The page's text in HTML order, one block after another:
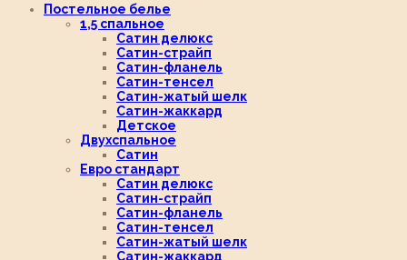
Постельное белье
1,5 спальное
Сатин делюкс
Сатин-страйп
Сатин-фланель
Сатин-тенсел
Сатин-жатый шелк
Сатин-жаккард
Детское
Двухспальное
Сатин
Евро стандарт
Сатин делюкс
Сатин-страйп
Сатин-фланель
Сатин-тенсел
Сатин-жатый шелк
Сатин-жаккард